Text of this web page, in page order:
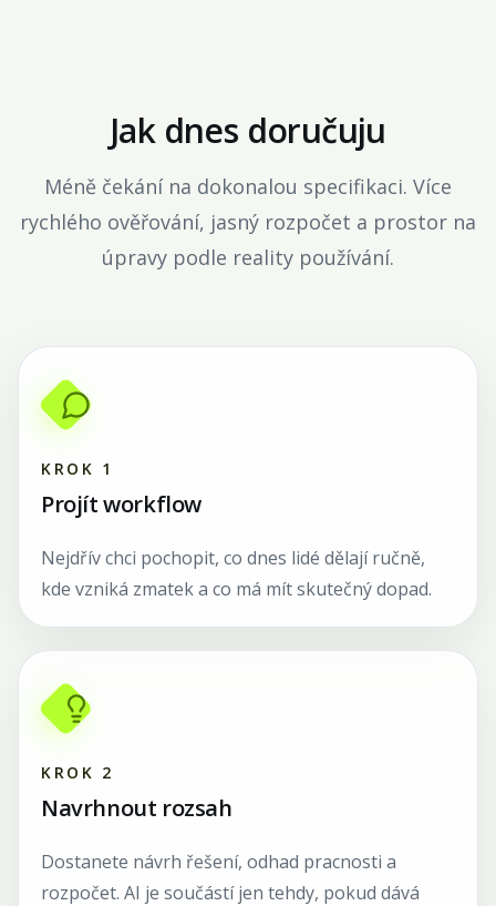
Jak dnes doručuju
Méně čekání na dokonalou specifikaci. Více
rychlého ověřování, jasný rozpočet a prostor na
úpravy podle reality používání.
KROK 1
Projít workflow
Nejdřív chci pochopit, co dnes lidé dělají ručně,
kde vzniká zmatek a co má mít skutečný dopad.
KROK 2
Navrhnout rozsah
Dostanete návrh řešení, odhad pracnosti a
rozpočet. AI je součástí jen tehdy, pokud dává